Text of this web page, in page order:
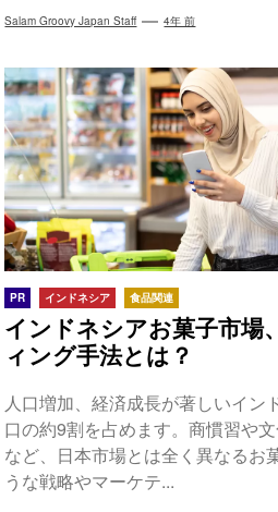
Salam Groovy Japan Staff 4年 前
PR インドネシア 食品関連
インドネシアお菓子市場
ィング手法とは？
人口増加、経済成長が著しいイン
口の約9割を占めます。商慣習や
など、日本市場とは全く異なるお
うな戦略やマーケテ...